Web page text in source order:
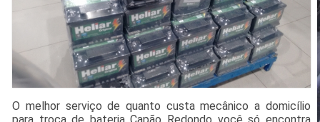
O melhor serviço de quanto custa mecânico a domicílio